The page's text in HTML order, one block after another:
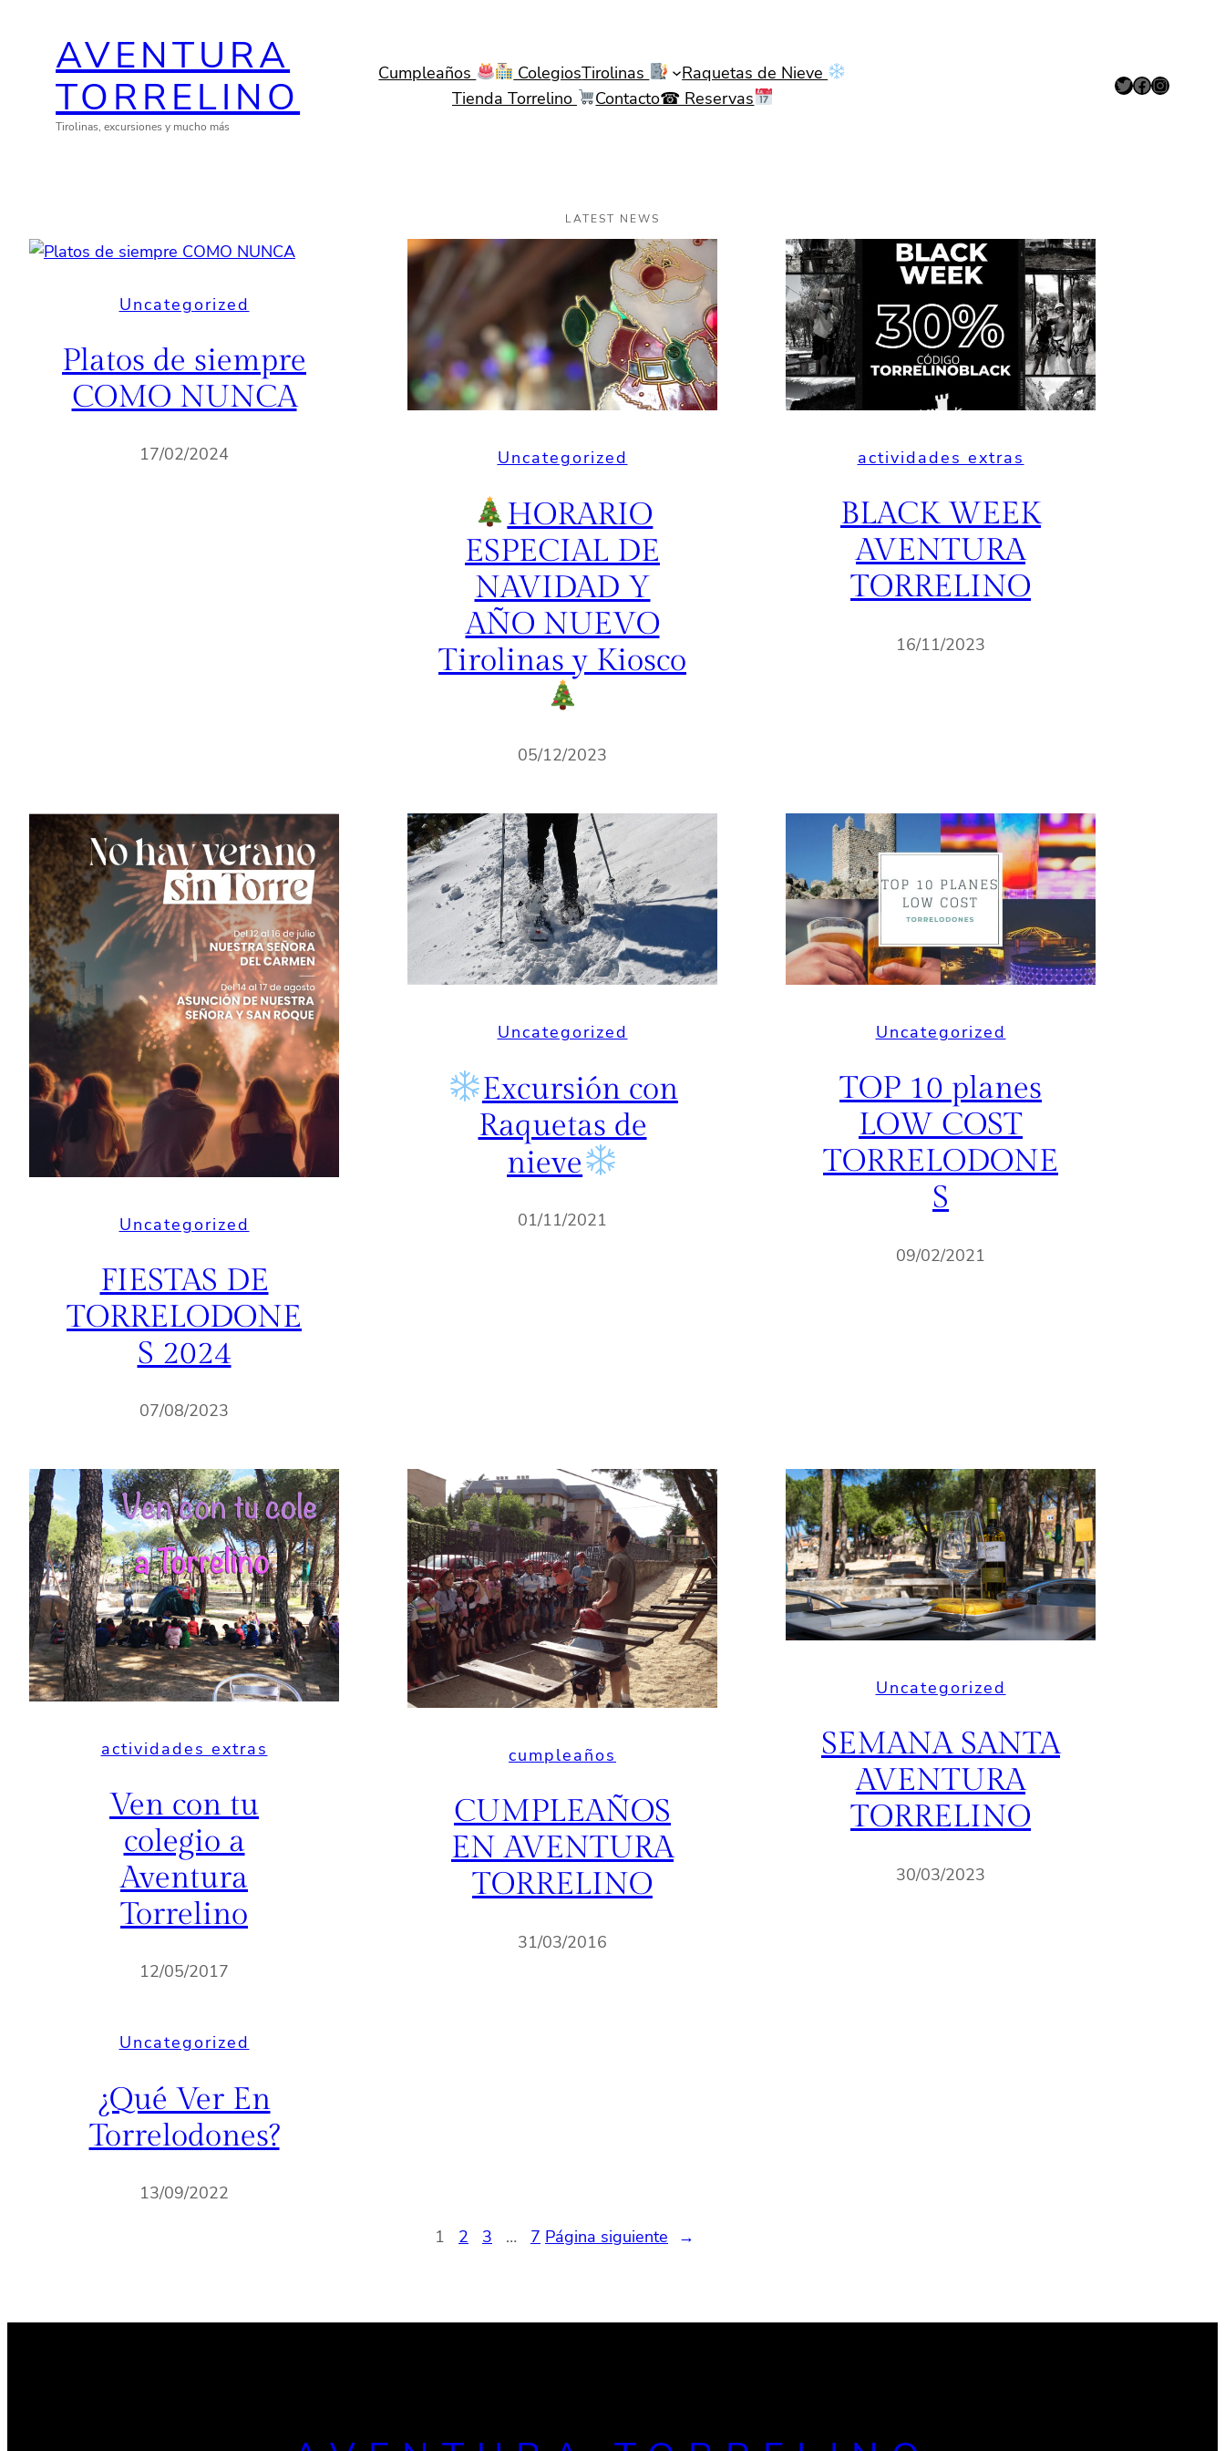
contenidoAVENTURA
TORRELINO
Tirolinas, excursiones y mucho más
Cumpleaños ColegiosTirolinas
Raquetas de Nieve
Tienda Torrelino
Contacto☎ Reservas
Twitter Facebook Instagram
LATEST NEWS
Uncategorized
Platos de siempre
COMO NUNCA
17/02/2024 Uncategorized
HORARIO
ESPECIAL DE
NAVIDAD Y
AÑO NUEVO
Tirolinas y Kiosco
05/12/2023
actividades extras
BLACK WEEK
AVENTURA
TORRELINO
16/11/2023
Uncategorized
FIESTAS DE
TORRELODONE
S 2024
07/08/2023
Uncategorized
Excursión con
Raquetas de
nieve
01/11/2021
Uncategorized
TOP 10 planes
LOW COST
TORRELODONE
S
09/02/2021
actividades extras
Ven con tu
colegio a
Aventura
Torrelino
12/05/2017
cumpleaños
CUMPLEAÑOS
EN AVENTURA
TORRELINO
31/03/2016
Uncategorized
SEMANA SANTA
AVENTURA
TORRELINO
30/03/2023
Uncategorized
¿Qué Ver En
Torrelodones?
13/09/2022
1
2 3 … 7 Página siguiente →